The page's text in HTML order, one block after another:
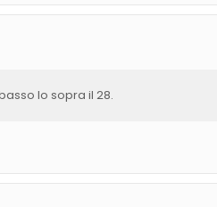
lo sopra il 28.